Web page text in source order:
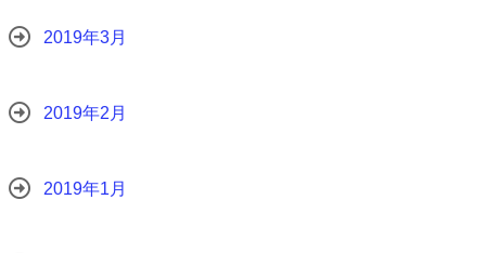
2019年3月
2019年2月
2019年1月